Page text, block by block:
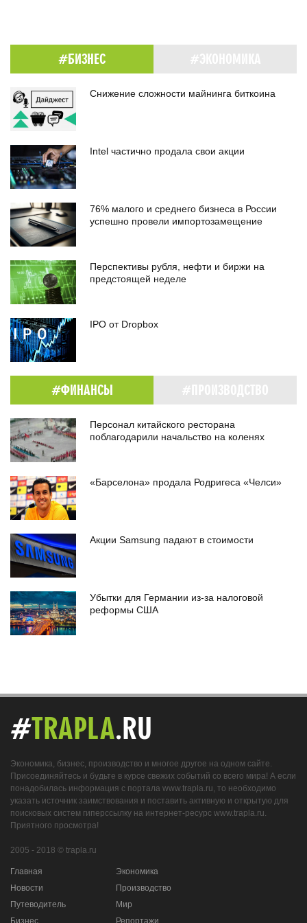
#БИЗНЕС
Снижение сложности майнинга биткоина
Intel частично продала свои акции
76% малого и среднего бизнеса в России
успешно провели импортозамещение
Перспективы рубля, нефти и биржи на
предстоящей неделе
IPO от Dropbox
#ФИНАНСЫ
Персонал китайского ресторана
поблагодарили начальство на коленях
«Барселона» продала Родригеса «Челси»
Акции Samsung падают в стоимости
Убытки для Германии из-за налоговой
реформы США
#TRAPLA.RU
Экономика, бизнес, производство и многое другое на одном сайте.
Присоединяйтесь и будьте в курсе свежих событий со всего мира! А если
понадобилась информация с портала www.trapla.ru, то необходимо
указать источник заимствования и поставить активную и открытую для
поисковых систем гиперссылку на интернет-ресурс www.trapla.ru.
Приятного просмотра!
2005 - 2018 © trapla.ru
Главная
Новости
Путеводитель
Бизнес
Экономика
Производство
Мир
Репортажи